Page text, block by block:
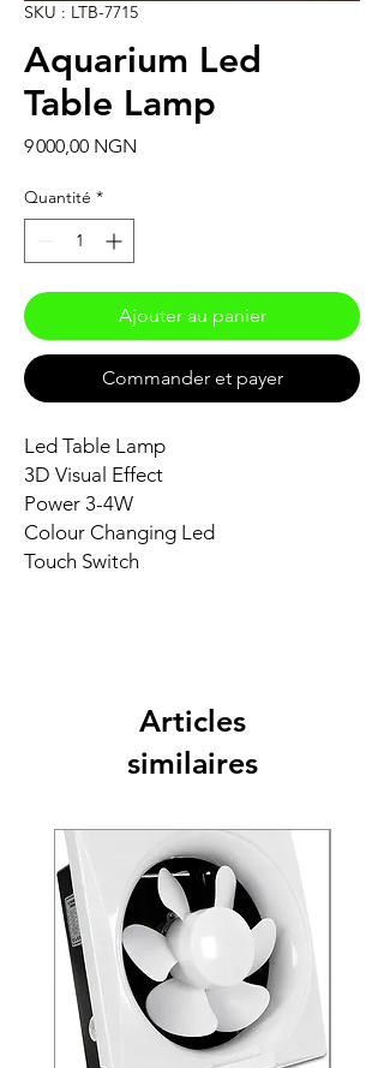
SKU : LTB-7715
Aquarium Led
Table Lamp
9 000,00 NGN
Quantité *
Ajouter au panier
Commander et payer
Led Table Lamp
3D Visual Effect
Power 3-4W
Colour Changing Led
Touch Switch
Articles
similaires